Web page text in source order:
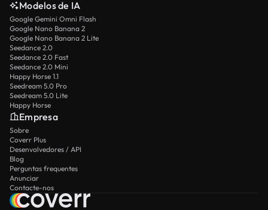
Modelos de IA
Google Gemini Omni Flash
Google Nano Banana 2
Google Nano Banana 2 Lite
Seedance 2.0
Seedance 2.0 Fast
Seedance 2.0 Mini
Happy Horse 1.1
Seedream 5.0 Pro
Seedream 5.0 Lite
Happy Horse
Empresa
Sobre
Coverr Plus
Desenvolvedores / API
Blog
Perguntas frequentes
Anunciar
Contacte-nos